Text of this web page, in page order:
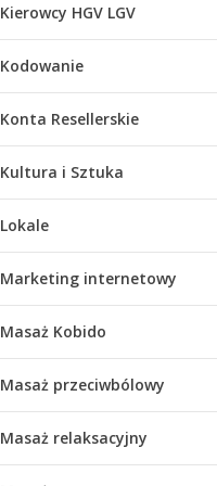
Kierowcy HGV LGV
Kodowanie
Konta Resellerskie
Kultura i Sztuka
Lokale
Marketing internetowy
Masaż Kobido
Masaż przeciwbólowy
Masaż relaksacyjny